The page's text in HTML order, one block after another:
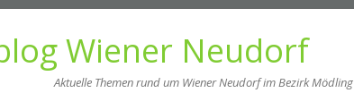
Wiener Neudorf
Aktuelle Themen rund um Wiener Neudorf im Bezirk Mödling